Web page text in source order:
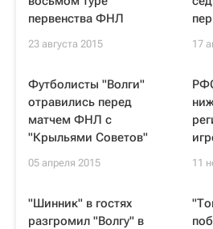
первенства ФНЛ
23 августа 2015 17
Футболисты "Волги"
отравились перед
матчем ФНЛ с
"Крыльями Советов"
05 апреля 2015 11
"Шинник" в гостях
разгромил "Волгу" в